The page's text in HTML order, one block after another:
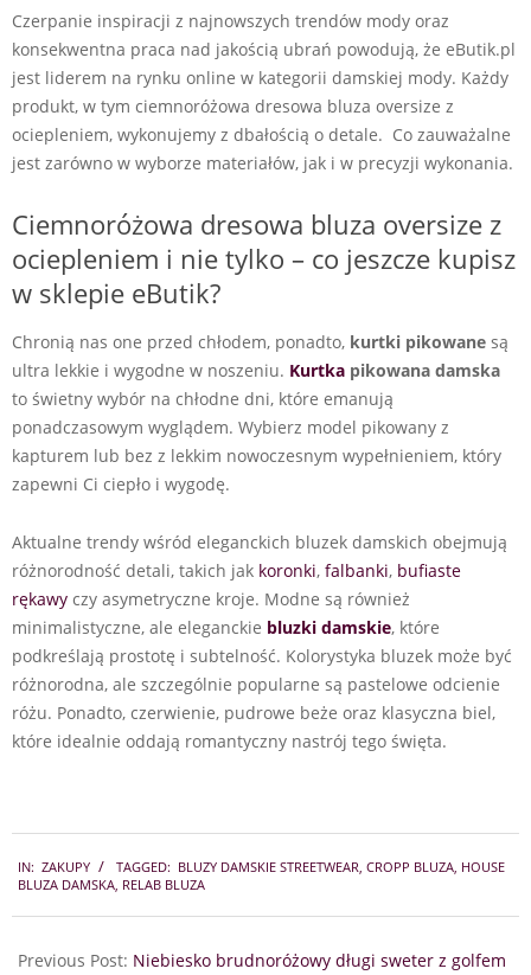
Czerpanie inspiracji z najnowszych trendów mody oraz
konsekwentna praca nad jakością ubrań powodują, że eButik.pl
jest liderem na rynku online w kategorii damskiej mody. Każdy
produkt, w tym ciemnoróżowa dresowa bluza oversize z
ociepleniem, wykonujemy z dbałością o detale. Co zauważalne
jest zarówno w wyborze materiałów, jak i w precyzji wykonania.
Ciemnoróżowa dresowa bluza oversize z
ociepleniem i nie tylko – co jeszcze kupisz
w sklepie eButik?
Chronią nas one przed chłodem, ponadto, kurtki pikowane są
ultra lekkie i wygodne w noszeniu. Kurtka pikowana damska
to świetny wybór na chłodne dni, które emanują
ponadczasowym wyglądem. Wybierz model pikowany z
kapturem lub bez z lekkim nowoczesnym wypełnieniem, który
zapewni Ci ciepło i wygodę.
Aktualne trendy wśród eleganckich bluzek damskich obejmują
różnorodność detali, takich jak koronki, falbanki, bufiaste
rękawy czy asymetryczne kroje. Modne są również
minimalistyczne, ale eleganckie bluzki damskie, które
podkreślają prostotę i subtelność. Kolorystyka bluzek może być
różnorodna, ale szczególnie popularne są pastelowe odcienie
różu. Ponadto, czerwienie, pudrowe beże oraz klasyczna biel,
które idealnie oddają romantyczny nastrój tego święta.
08-
IN: ZAKUPY TAGGED: BLUZY DAMSKIE STREETWEAR CROPP BLUZA HOUSE
BLUZA DAMSKA RELAB BLUZA
Previous Post: Niebiesko brudnoróżowy długi sweter z golfem